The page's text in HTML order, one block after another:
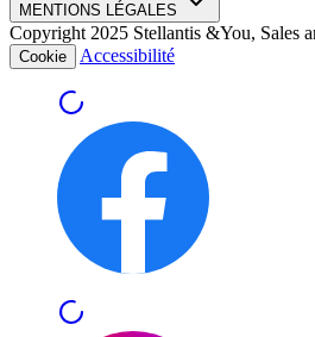
MENTIONS LÉGALES
Copyright 2025 Stellantis &You, Sales
Cookie Accessibilité